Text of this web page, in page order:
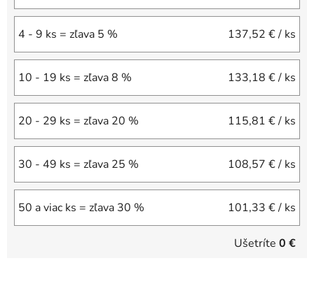
4 - 9 ks = zľava 5 % 137,52 €/ ks
10 - 19 ks = zľava 8 % 133,18 €/ ks
20 - 29 ks = zľava 20 % 115,81 €/ ks
30 - 49 ks = zľava 25 % 108,57 €/ ks
50 a viac ks = zľava 30 % 101,33 €/ ks
Ušetríte 0 €